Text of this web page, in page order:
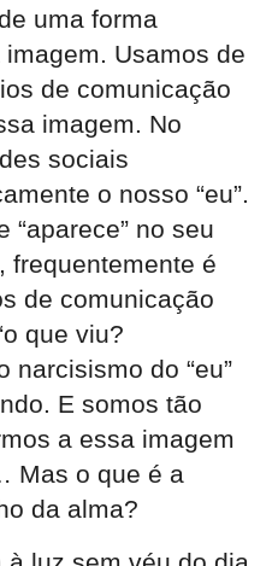
uma forma
Usamos de
de comunicação
imagem. No
sociais
o nosso “eu”.
“aparece” no seu
frequentemente é
de comunicação
que viu?
narcisismo do “eu”
E somos tão
a essa imagem
Mas o que é a
da alma?